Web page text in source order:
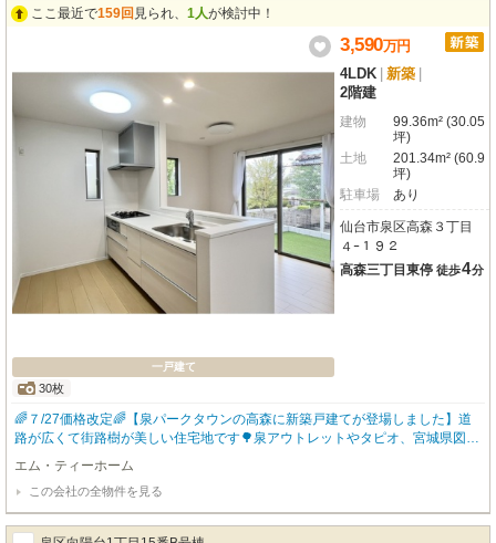
にはスーパーやコンビニ、飲食店も点在し、お買い物やお食事にも困りませ
ここ最近で159回 見られ、 1人が検討中！
一戸建て
30枚
3,590万円
4LDK 新築
2階建
建物
99.36m² (30.05
坪)
土地
201.34m² (60.9
坪)
駐車場
あり
仙台市泉区高森３丁目
４ｰ１９２
高森三丁目東停 徒歩4分
🌈７/27価格改定🌈【泉パークタウンの高森に新築戸建てが登場しました】道
路が広くて街路樹が美しい住宅地です🌳泉アウトレットやタピオ、宮城県図書
館へも徒歩圏内（約20分）休日は徒歩でおでかけしてショッピングや読書を楽
しめる住環境です🛍️📘高森小学校・中学校まで徒歩7分圏内とお子様の通学も
安心🎒幼稚園やスーパー、ドラッグストアも近く、日々のお買い物など生活が
しやすい立地です✨ゆとりある広さの4LDKの間取りはご家族でのびのびと暮
らしたい方にぴったりです🏡全室が南向きなのでどの部屋も明るく、家族の笑
エム・ティーホーム
この会社の全物件を見る